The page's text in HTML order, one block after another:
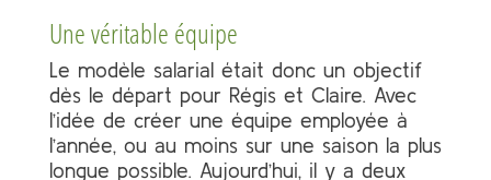
Une véritable équipe
Le modèle salarial était donc un objectif
dès le départ pour Régis et Claire. Avec
l’idée de créer une équipe employée à
l’année, ou au moins sur une saison la plus
longue possible. Aujourd’hui, il y a deux